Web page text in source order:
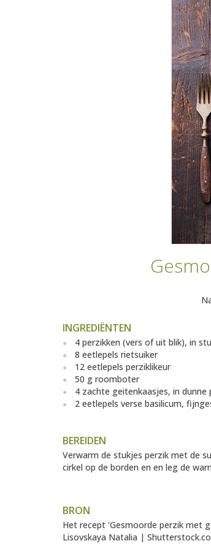
INGREDIËNTEN
4 perzikken (vers of uit blik), in
8 eetlepels rietsuiker
12 eetlepels perziklikeur
50 g roomboter
4 zachte geitenkaasjes, in dunne
2 eetlepels verse basilicum,
BEREIDEN
Verwarm de stukjes perzik met de
cirkel op de borden en en leg de
BRON
Het recept 'Gesmoorde perzik met
Lisovskaya Natalia |